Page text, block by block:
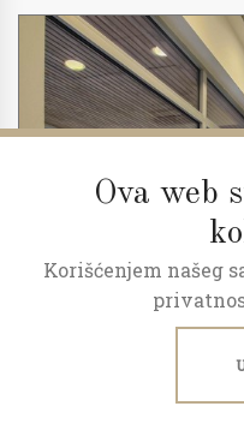
Ova web
Korišćenjem našeg